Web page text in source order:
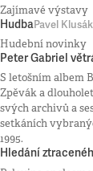
Zajímavé výstavy
HudbaPavel Klusák
Hudební novinky
Peter Gabriel
S letošním albem
Zpěvák a
svých archivů a
setkáních
1995.
Hledání